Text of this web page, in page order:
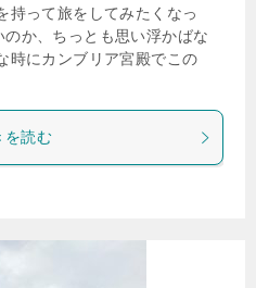
持って旅をしてみたくなっ
か、ちっとも思い浮かばな
時にカンブリア宮殿でこの
を読む